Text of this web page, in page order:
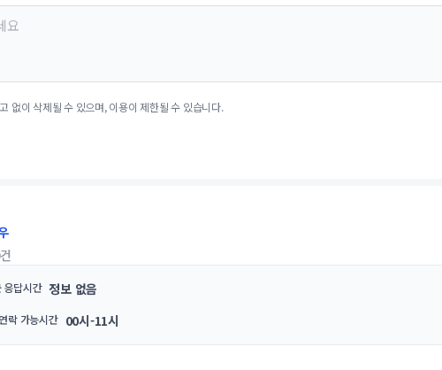
없이 삭제될 수 있으며, 이용이 제한될 수 있습니다.
응답시간 정보 없음
락 가능시간 00시-11시